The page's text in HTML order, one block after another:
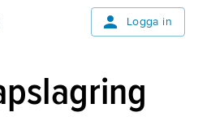
Logga in